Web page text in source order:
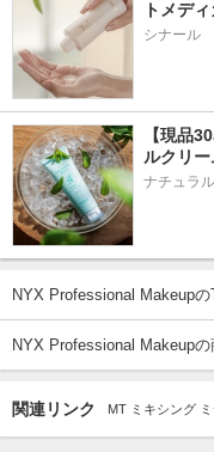
トメデ
シナール
【現品
ルクリー
ナチュラ
NYX Professional Makeup
NYX Professional Makeup
関連リンク MT ミキシング